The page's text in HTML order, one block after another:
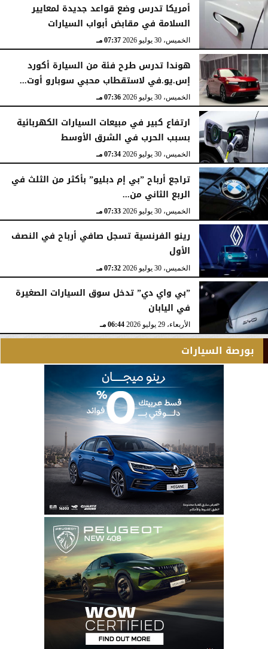
أمريكا تدرس وضع قواعد جديدة لمعايير
السلامة في مقابض أبواب السيارات
الخميس، 30 يوليو 2026 07:37 مـ
هوندا تدرس طرح فئة من السيارة أكورد
إس.يو.في لاستقطاب محبي سوبارو أوت...
الخميس، 30 يوليو 2026 07:36 مـ
ارتفاع كبير في مبيعات السيارات الكهربائية
بسبب الحرب في الشرق الأوسط
الخميس، 30 يوليو 2026 07:34 مـ
تراجع أرباح ”بي إم دبليو” بأكثر من الثلث في
الربع الثاني من...
الخميس، 30 يوليو 2026 07:33 مـ
رينو الفرنسية تسجل صافي أرباح في النصف
الأول
الخميس، 30 يوليو 2026 07:32 مـ
”بي واي دي” تدخل سوق السيارات الصغيرة
في اليابان
الأربعاء، 29 يوليو 2026 06:44 مـ
بورصة السيارات